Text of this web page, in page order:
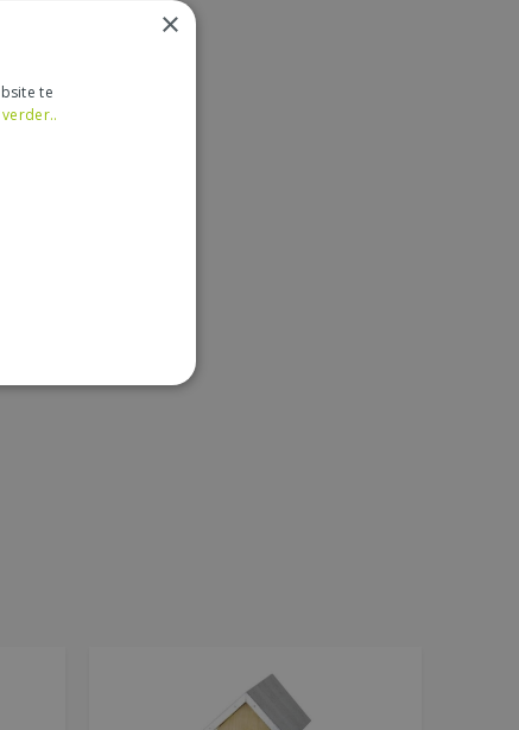
×
te
verder..